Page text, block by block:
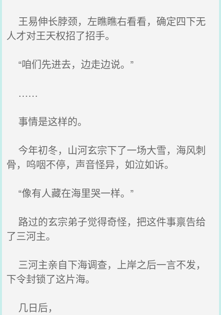
王易伸长脖颈，左瞧瞧右看看，确定四下无
人才对王天权招了招手。
“咱们先进去，边走边说。”
……
事情是这样的。
今年初冬，山河玄宗下了一场大雪，海风刺
骨，呜咽不停，声音怪异，如泣如诉。
“像有人藏在海里哭一样。”
路过的玄宗弟子觉得奇怪，把这件事禀告给
了三河主。
三河主亲自下海调查，上岸之后一言不发，
下令封锁了这片海。
几日后，